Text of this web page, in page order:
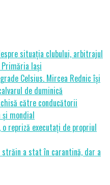
situația clubului, arbitrajul
Iași
Celsius. Mircea Rednic își
de duminică
către conducătorii
mondial
repriză executați de propriul
străin a stat în carantină, dar a